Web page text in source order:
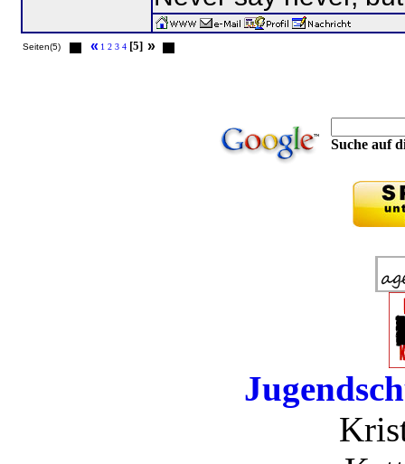
Seiten(5) « 1 2 3 4 [5] »
Suche auf